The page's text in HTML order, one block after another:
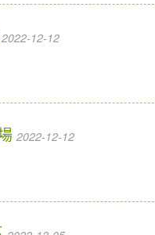
2022-12-12
2022-12-12